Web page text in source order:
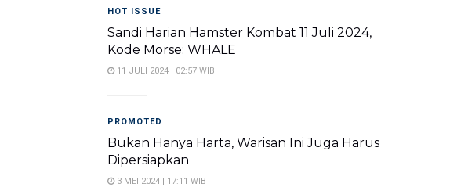
HOT ISSUE
Sandi Harian Hamster Kombat 11 Juli 2024,
Kode Morse: WHALE
11 JULI 2024 | 02:57 WIB
PROMOTED
Bukan Hanya Harta, Warisan Ini Juga Harus
Dipersiapkan
3 MEI 2024 | 17:11 WIB